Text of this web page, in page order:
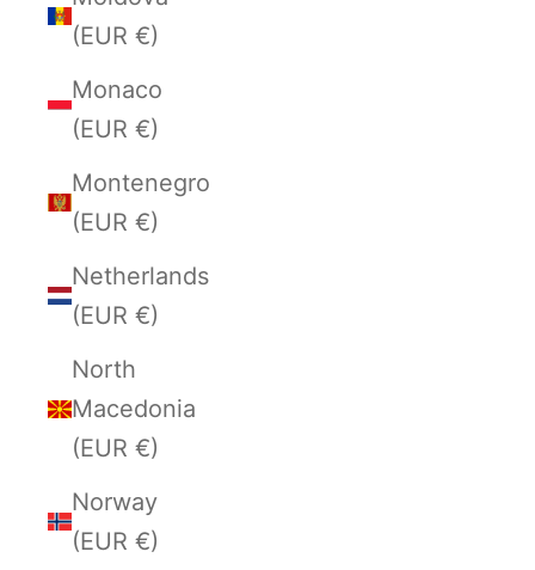
(EUR €)
Monaco
(EUR €)
Montenegro
(EUR €)
Netherlands
(EUR €)
North
Macedonia
(EUR €)
Norway
(EUR €)